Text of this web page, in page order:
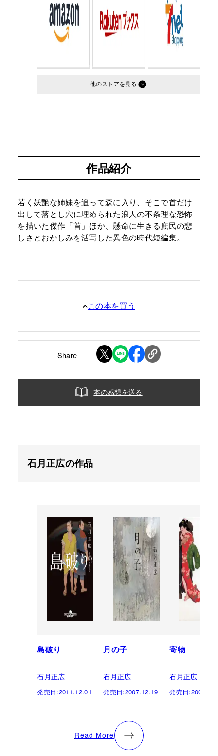
判型：
他のストア
作品紹介
若く妖艶な姉妹を追って森に入り、そこで首だけ
出して落とし穴に埋められた浪人の不条理な恐怖
を描いた傑作「首」ほか、懸命に生きる庶民の悲
しさとおかしみを活写した異色の時代短編集。
この本を買う
Share
本の感想を送る
石月正広の作品
島破り
石月正広
発売日:2011.12.01
月の子
石月正広
発売日:2007.12.19
寄物
石月正広
発売日:
Read More